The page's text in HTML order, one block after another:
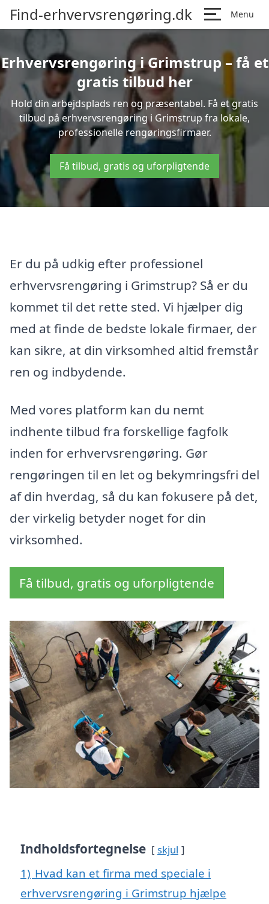
Find-erhvervsrengøring.dk Menu
Erhvervsrengøring i Grimstrup – få et
gratis tilbud her
Hold din arbejdsplads ren og præsentabel. Få et gratis
tilbud på erhvervsrengøring i Grimstrup fra lokale,
professionelle rengøringsfirmaer.
Få tilbud, gratis og uforpligtende
Er du på udkig efter professionel
erhvervsrengøring i Grimstrup? Så er du
kommet til det rette sted. Vi hjælper dig
med at finde de bedste lokale firmaer, der
kan sikre, at din virksomhed altid fremstår
ren og indbydende.
Med vores platform kan du nemt
indhente tilbud fra forskellige fagfolk
inden for erhvervsrengøring. Gør
rengøringen til en let og bekymringsfri del
af din hverdag, så du kan fokusere på det,
der virkelig betyder noget for din
virksomhed.
Få tilbud, gratis og uforpligtende
Indholdsfortegnelse skjul
1) Hvad kan et firma med speciale i
erhvervsrengøring i Grimstrup hjælpe